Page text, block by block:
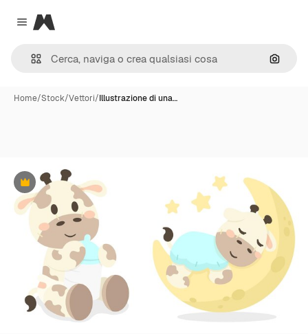
Close menu
Magnific
Cerca
Home/Stock/Vettori/Illustrazione di una…
Premium